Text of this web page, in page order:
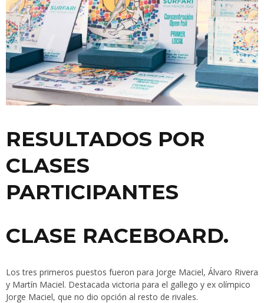
RESULTADOS POR
CLASES
PARTICIPANTES
CLASE RACEBOARD.
Los tres primeros puestos fueron para Jorge Maciel, Álvaro Rivera
y Martín Maciel. Destacada victoria para el gallego y ex olímpico
Jorge Maciel, que no dio opción al resto de rivales.